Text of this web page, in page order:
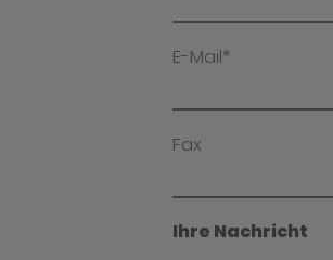
E-Mail*
Fax
Ihre Nachricht